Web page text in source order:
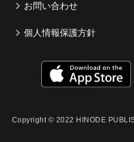
お問い合わせ
個人情報保護方針
Copyright © 2022 HINODE